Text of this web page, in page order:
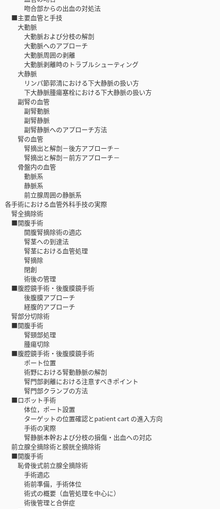
吻合部からの出血の対処法
■主要血管と手技
大動脈
大動脈および分枝の解剖
大動脈へのアプローチ
大動脈周囲の剥離
大動脈剥離時のトラブルシューティング
大静脈
リンパ節郭清における下大静脈の扱い方
下大静脈腫瘍塞栓における下大静脈の扱い方
副腎の血管
副腎動脈
副腎静脈
副腎静脈へのアプローチ方法
腎の血管
腎摘出と解剖－後方アプローチ－
腎摘出と解剖－前方アプローチ－
骨盤内の血管
動脈系
静脈系
前立腺周囲の静脈系
各手術における血管外科手技の実際
腎全摘除術
■開腹手術
開腹腎摘除術の適応
腎茎への到達法
腎茎における血管処理
腎摘除
閉創
術後の管理
■腹腔鏡手術・後腹膜鏡手術
後腹膜アプローチ
経腹的アプローチ
腎部分切除術
■開腹手術
腎頸部処理
腫瘍切除
■腹腔鏡手術・後腹膜鏡手術
ポート位置
術野における腎動静脈の解剖
腎門部剥離における注意すべきポイント
腎門部クランプの方法
■ロボット手術
体位，ポート設置
ターゲットの位置確認とpatient cart の進入方向
手術の実際
腎静脈本幹および分枝の損傷・出血への対応
前立腺全摘除術と膀胱全摘除術
■開腹手術
恥骨後式前立腺全摘除術
手術適応
術前準備，手術体位
術式の概要（血管処理を中心に）
術後管理と合併症